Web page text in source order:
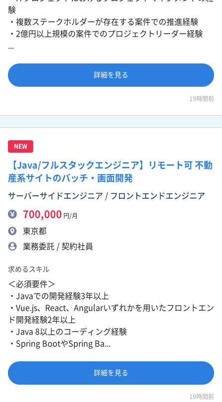
験
・複数ステークホルダーが存在する案件での推進経験
・2億円以上規模の案件でのプロジェクトリーダー経験
詳細を見る
19時間前
NEW
【Java/フルスタックエンジニア】リモート可 不動
産系サイトのバッチ・画面開発
サーバーサイドエンジニア / フロントエンドエンジニア
700,000 円/月
東京都
業務委託 / 契約社員
求めるスキル
＜必須要件＞
・Javaでの開発経験3年以上
・Vue.js、React、Angularいずれかを用いたフロントエン
ド開発経験2年以上
・Java 8以上のコーディング経験
・Spring BootやSpring Ba...
詳細を見る
19時間前